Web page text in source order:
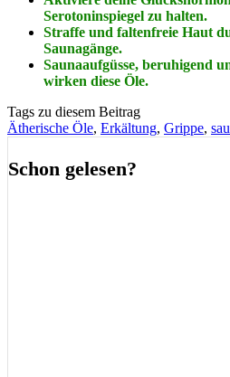
Serotoninspiegel zu halten.
Straffe und faltenfreie Haut
Saunagänge.
Saunaaufgüsse, beruhigend
wirken diese Öle.
Tags zu diesem Beitrag
Ätherische Öle, Erkältung, Grippe,
Schon gelesen?